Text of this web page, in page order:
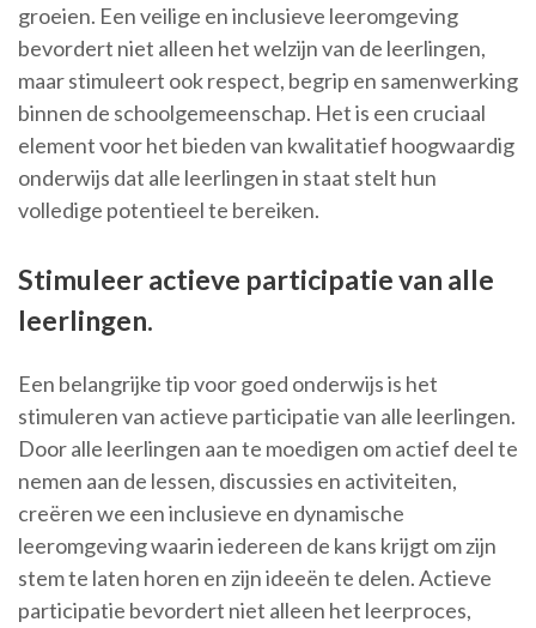
groeien. Een veilige en inclusieve leeromgeving
bevordert niet alleen het welzijn van de leerlingen,
maar stimuleert ook respect, begrip en samenwerking
binnen de schoolgemeenschap. Het is een cruciaal
element voor het bieden van kwalitatief hoogwaardig
onderwijs dat alle leerlingen in staat stelt hun
volledige potentieel te bereiken.
Stimuleer actieve participatie van alle
leerlingen.
Een belangrijke tip voor goed onderwijs is het
stimuleren van actieve participatie van alle leerlingen.
Door alle leerlingen aan te moedigen om actief deel te
nemen aan de lessen, discussies en activiteiten,
creëren we een inclusieve en dynamische
leeromgeving waarin iedereen de kans krijgt om zijn
stem te laten horen en zijn ideeën te delen. Actieve
participatie bevordert niet alleen het leerproces,